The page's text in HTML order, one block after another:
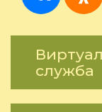
служба